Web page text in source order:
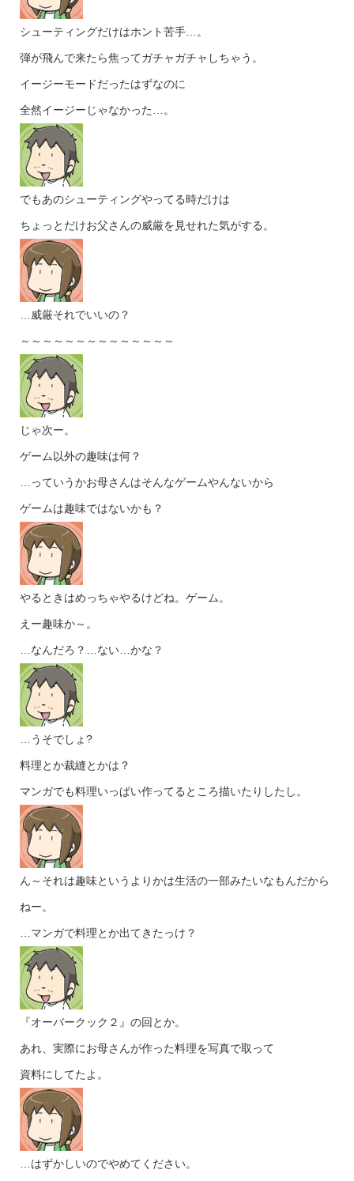
シューティングだけはホント苦手…。
弾が飛んで来たら焦ってガチャガチャしちゃう。
イージーモードだったはずなのに
全然イージーじゃなかった…。
でもあのシューティングやってる時だけは
ちょっとだけお父さんの威厳を見せれた気がする。
…威厳それでいいの？
～～～～～～～～～～～～～～
じゃ次ー。
ゲーム以外の趣味は何？
…っていうかお母さんはそんなゲームやんないから
ゲームは趣味ではないかも？
やるときはめっちゃやるけどね。ゲーム。
えー趣味か～。
…なんだろ？…ない…かな？
…うそでしょ?
料理とか裁縫とかは？
マンガでも料理いっぱい作ってるところ描いたりしたし。
ん～それは趣味というよりかは生活の一部みたいなもんだから
ねー。
…マンガで料理とか出てきたっけ？
『オーバークック２』の回とか。
あれ、実際にお母さんが作った料理を写真で取って
資料にしてたよ。
…はずかしいのでやめてください。